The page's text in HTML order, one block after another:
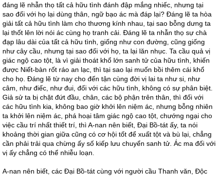
đáng lẽ nhẫn thọ tất cả hữu tình đánh đập mắng nhiếc, nhưng tại
sao đối với họ lại dùng thân, ngữ bạo ác mà đáp lại? Đáng lẽ ta hòa
giải tất cả hữu tình làm cho thương kính nhau, tại sao bỗng dưng ta
lại thốt lên lời nói ác cùng họ tranh cải. Đáng lẽ ta nhẫn thọ sự chà
đạp lâu dài của tất cả hữu tình, giống như con đường, cũng giống
như cây cầu, nhưng tại sao đối với họ, ta lại lăn nhục. Ta cầu quả vị
giác ngộ cao tột, là vì giải thoát khổ lớn sanh tử của hữu tình, khiến
được Niết-bàn rốt ráo an lạc, thì tại sao lại muốn bồi thêm cái khổ
cho họ. Đáng lẽ từ nay cho đến tận cùng đời vị lai ta như si, như
câm, như điếc, như đui, đối với các hữu tình, không có sự phân biệt.
Giả sử ta bị chặt đứt đầu, chân, các bộ phận trên thân, thì đối với
các hữu tình kia, không bao giờ khởi lên niệm ác, nhưng bỗng nhiên
ta khởi lên niệm ác, phá hoại tâm giác ngộ cao tột, chướng ngại cho
việc cầu trí nhất thiết trí, thì A-nan nên biết, Đại Bồ-tát ấy, ta nói
khoảng thời gian giữa cũng có cơ hội tốt để xuất tột và bù lại, chẳng
cần phải trải qua chừng ấy số kiếp lưu chuyển sanh tử. Ác ma đối với
vị ấy chẳng có thể nhiễu loạn.
A-nan nên biết, các Đại Bồ-tát cùng với người cầu Thanh văn, Độc